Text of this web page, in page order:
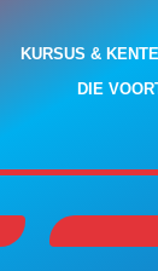
KURSUS &
DIE